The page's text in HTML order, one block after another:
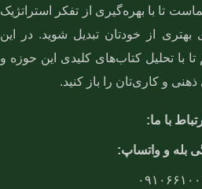
تا با بهره‌گیری از تفکر استراتژیک
از خودتان تبدیل شوید. در این
با تحلیل کتاب‌های کلیدی این حوزه و
و کاری‌تان را باز کنید.
با ما:
بله و واتساپ: